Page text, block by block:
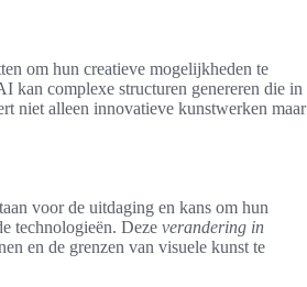
om hun creatieve mogelijkheden te
kan complexe structuren genereren die in
niet alleen innovatieve kunstwerken maar
voor de uitdaging en kans om hun
technologieën. Deze verandering in
en de grenzen van visuele kunst te